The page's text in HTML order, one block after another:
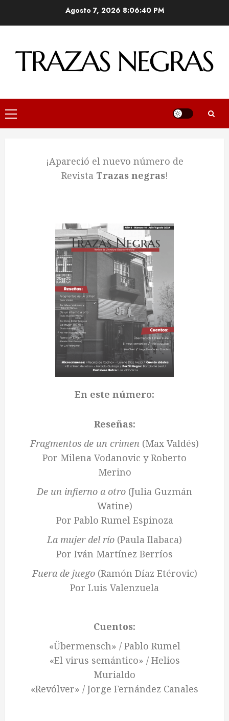
Agosto 7, 2026 8:06:40 PM
¡Apareció el nuevo número de
Revista Trazas negras!
En este número:
Reseñas:
Fragmentos de un crimen (Max Valdés)
Por Milena Vodanovic y Roberto
Merino
De un infierno a otro (Julia Guzmán
Watine)
Por Pablo Rumel Espinoza
La mujer del río (Paula Ilabaca)
Por Iván Martínez Berríos
Fuera de juego(Ramón Díaz Etérovic)
Por Luis Valenzuela
Cuentos:
«Übermensch» / Pablo Rumel
«El virus semántico» / Helios
Murialdo
«Revólver» / Jorge Fernández Canales